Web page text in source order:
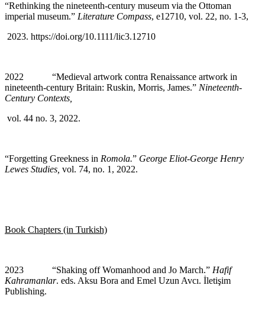
“Rethinking the nineteenth-century museum via the Ottoman
imperial museum.” Literature Compass, e12710, vol. 22, no. 1-3,
2023. https://doi.org/10.1111/lic3.12710
2022 “Medieval artwork contra Renaissance artwork in
nineteenth-century Britain: Ruskin, Morris, James.” Nineteenth-
Century Contexts,
vol. 44 no. 3, 2022.
“Forgetting Greekness in Romola.” George Eliot-George Henry
Lewes Studies, vol. 74, no. 1, 2022.
Book Chapters (in Turkish)
2023 “Shaking off Womanhood and Jo March.” Hafif
Kahramanlar. eds. Aksu Bora and Emel Uzun Avcı. İletişim
Publishing.